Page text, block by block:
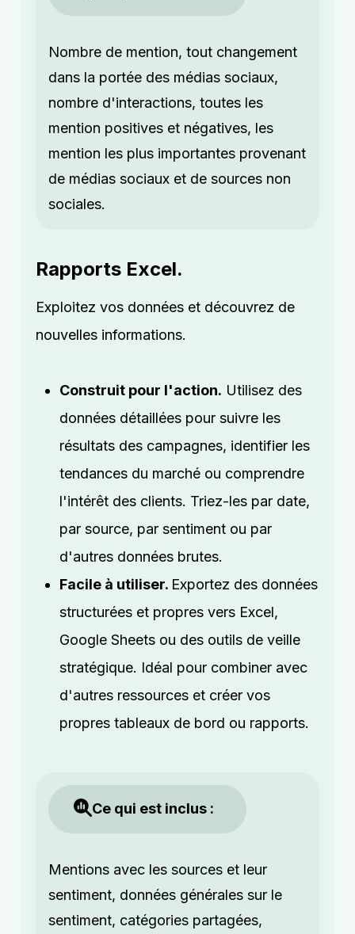
Nombre de mention, tout changement
dans la portée des médias sociaux,
nombre d'interactions, toutes les
mention positives et négatives, les
mention les plus importantes provenant
de médias sociaux et de sources non
sociales.
Rapports Excel.
Exploitez vos données et découvrez de
nouvelles informations.
Construit pour l'action. Utilisez des
données détaillées pour suivre les
résultats des campagnes, identifier les
tendances du marché ou comprendre
l'intérêt des clients. Triez-les par date,
par source, par sentiment ou par
d'autres données brutes.
Facile à utiliser. Exportez des données
structurées et propres vers Excel,
Google Sheets ou des outils de veille
stratégique. Idéal pour combiner avec
d'autres ressources et créer vos
propres tableaux de bord ou rapports.
Ce qui est inclus :
Mentions avec les sources et leur
sentiment, données générales sur le
sentiment, catégories partagées,